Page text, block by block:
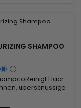
SHAMPOO
Haar
überschüssige
ohne alle
wunderbar